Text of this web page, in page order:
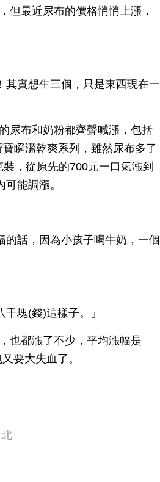
但最近尿布的價格悄悄上漲，
其實想生三個，只是東西現在一
尿布和奶粉都齊聲喊漲，包括
瞬潔乾爽系列，雖然尿布多了
，從原先的700元一口氣漲到
能調漲。
的話，因為小孩子喝牛奶，一個
塊(錢)這樣子。」
也都漲了不少，平均漲幅是
要大失血了。